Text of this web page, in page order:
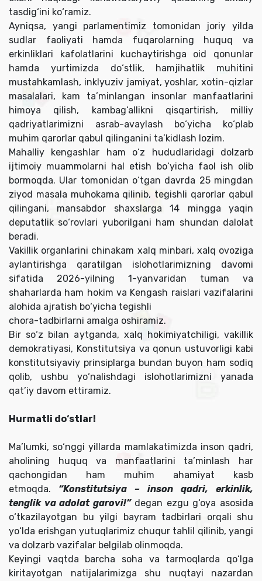
tasdig‘ini ko‘ramiz.
Ayniqsa, yangi parlamentimiz tomonidan joriy yilda
sudlar faoliyati hamda fuqarolarning huquq va
erkinliklari kafolatlarini kuchaytirishga oid qonunlar
hamda yurtimizda do‘stlik, hamjihatlik muhitini
mustahkamlash, inklyuziv jamiyat, yoshlar, xotin-qizlar
masalalari, kam ta’minlangan insonlar manfaatlarini
himoya qilish, kambag‘allikni qisqartirish, milliy
qadriyatlarimizni asrab-avaylash bo‘yicha ko‘plab
muhim qarorlar qabul qilinganini ta’kidlash lozim.
Mahalliy kengashlar ham o‘z hududlaridagi dolzarb
ijtimoiy muammolarni hal etish bo‘yicha faol ish olib
bormoqda. Ular tomonidan o‘tgan davrda 25 mingdan
ziyod masala muhokama qilinib, tegishli qarorlar qabul
qilingani, mansabdor shaxslarga 14 mingga yaqin
deputatlik so‘rovlari yuborilgani ham shundan dalolat
beradi.
Vakillik organlarini chinakam xalq minbari, xalq ovoziga
aylantirishga qaratilgan islohotlarimizning davomi
sifatida 2026-yilning 1-yanvaridan tuman va
shaharlarda ham hokim va Kengash raislari vazifalarini
alohida ajratish bo‘yicha tegishli
chora-tadbirlarni amalga oshiramiz.
Bir so‘z bilan aytganda, xalq hokimiyatchiligi, vakillik
demokratiyasi, Konstitutsiya va qonun ustuvorligi kabi
konstitutsiyaviy prinsiplarga bundan buyon ham sodiq
qolib, ushbu yo‘nalishdagi islohotlarimizni yanada
qat’iy davom ettiramiz.
Hurmatli do‘stlar!
Ma’lumki, so‘nggi yillarda mamlakatimizda inson qadri,
aholining huquq va manfaatlarini ta’minlash har
qachongidan ham muhim ahamiyat kasb
etmoqda. “Konstitutsiya – inson qadri, erkinlik,
tenglik va adolat garovi!”degan ezgu g‘oya asosida
o‘tkazilayotgan bu yilgi bayram tadbirlari orqali shu
yo‘lda erishgan yutuqlarimiz chuqur tahlil qilinib, yangi
va dolzarb vazifalar belgilab olinmoqda.
Keyingi vaqtda barcha soha va tarmoqlarda qo‘lga
kiritayotgan natijalarimizga shu nuqtayi nazardan